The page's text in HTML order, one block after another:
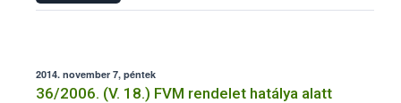
2014. november 7, péntek
36/2006. (V. 18.) FVM rendelet hatálya alatt